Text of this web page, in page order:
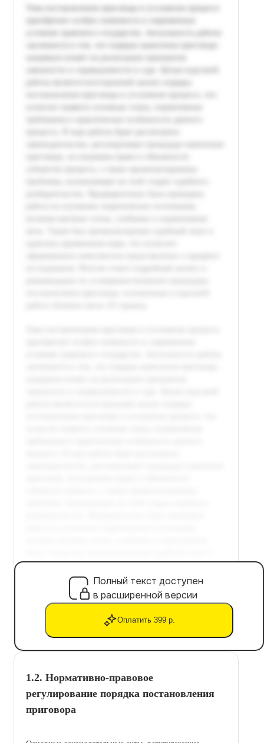
Полный текст доступен
в расширенной версии
Оплатить 399 р.
1.2. Нормативно-правовое
регулирование порядка постановления
приговора